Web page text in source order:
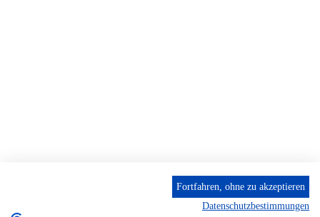
Fortfahren, ohne zu akzeptieren
Datenschutzbestimmungen